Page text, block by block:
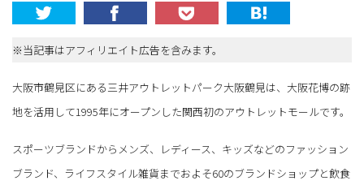
※当記事はアフィリエイト広告を含みます。
大阪市鶴見区にある三井アウトレットパーク大阪鶴見は、大阪花博の跡
地を活用して1995年にオープンした関西初のアウトレットモールです。
スポーツブランドからメンズ、レディース、キッズなどのファッション
ブランド、ライフスタイル雑貨までおよそ60のブランドショップと飲食